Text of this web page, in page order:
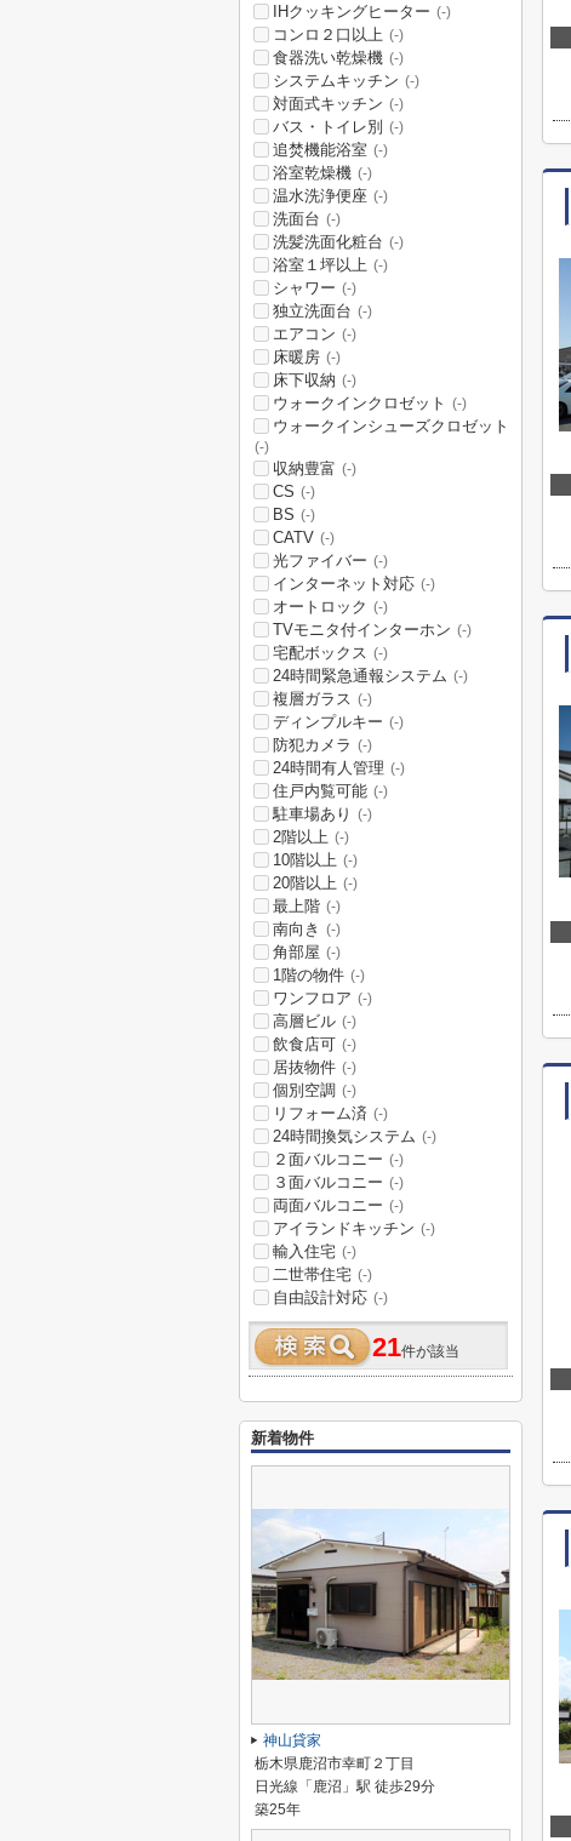
IHクッキングヒーター (-)
コンロ２口以上 (-)
食器洗い乾燥機 (-)
システムキッチン (-)
対面式キッチン (-)
バス・トイレ別 (-)
追焚機能浴室 (-)
浴室乾燥機 (-)
温水洗浄便座 (-)
洗面台 (-)
洗髪洗面化粧台 (-)
浴室１坪以上 (-)
シャワー (-)
独立洗面台 (-)
エアコン (-)
床暖房 (-)
床下収納 (-)
ウォークインクロゼット (-)
ウォークインシューズクロゼット
(-)
収納豊富 (-)
CS (-)
BS (-)
CATV (-)
光ファイバー (-)
インターネット対応 (-)
オートロック (-)
TVモニタ付インターホン (-)
宅配ボックス (-)
24時間緊急通報システム (-)
複層ガラス (-)
ディンプルキー (-)
防犯カメラ (-)
24時間有人管理 (-)
住戸内覧可能 (-)
駐車場あり (-)
2階以上 (-)
10階以上 (-)
20階以上 (-)
最上階 (-)
南向き (-)
角部屋 (-)
1階の物件 (-)
ワンフロア (-)
高層ビル (-)
飲食店可 (-)
居抜物件 (-)
個別空調 (-)
リフォーム済 (-)
24時間換気システム (-)
２面バルコニー (-)
３面バルコニー (-)
両面バルコニー (-)
アイランドキッチン (-)
輸入住宅 (-)
二世帯住宅 (-)
自由設計対応 (-)
21件が該当
新着物件
神山貸家
栃木県鹿沼市幸町２丁目
日光線「鹿沼」駅 徒歩29分
築25年